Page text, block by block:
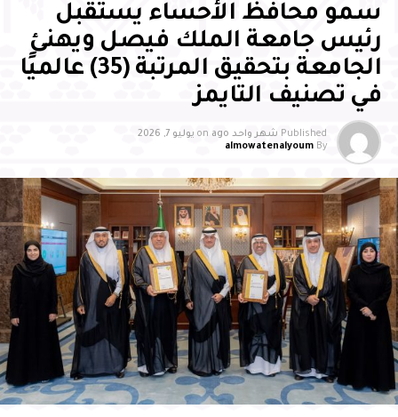
وأشاد سمو محافظ الأحساء بالجهود التي تبذلها جمعية
بصمات لرعاية وتنمية الأيتام بالأحساء، وما تقدمه من مبادرات
وبرامج نوعية أسهمت في تمكين الأيتام علميًا ومهاريًا
واجتماعيًا، وتنمية قدراتهم، وتعزيز ثقتهم بأنفسهم، وإيجاد بيئة
محفزة للإبداع والتميز، مثمنًا دور الشركاء والداعمين والجهات
الحكومية في إنجاح البرنامج، مؤكدًا أن تكامل الجهود بين
القطاع غير الربحي والجهات الحكومية والقطاع الخاص يمثل
ركيزة أساسية لتعظيم الأثر المستدام، وتعزيز المسؤولية
المجتمعية، وتمكين الأجيال الواعدة من الإسهام في بناء
مستقبل الوطن
سمو محافظ الأحساء يستقبل
رئيس جامعة الملك فيصل ويهنئ
الجامعة بتحقيق المرتبة (35) عالميًا
في تصنيف التايمز
Published شهر واحد ago on يوليو 7, 2026
By
almowatenalyoum